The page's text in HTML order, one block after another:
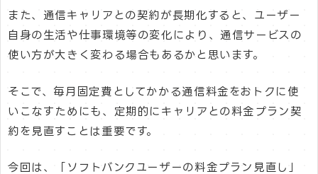
また、通信キャリアとの契約が長期化すると、ユーザー
自身の生活や仕事環境等の変化により、通信サービスの
使い方が大きく変わる場合もあるかと思います。
そこで、毎月固定費としてかかる通信料金をおトクに使
いこなすためにも、定期的にキャリアとの料金プラン契
約を見直すことは重要です。
今回は、「ソフトバンクユーザーの料金プラン見直し」